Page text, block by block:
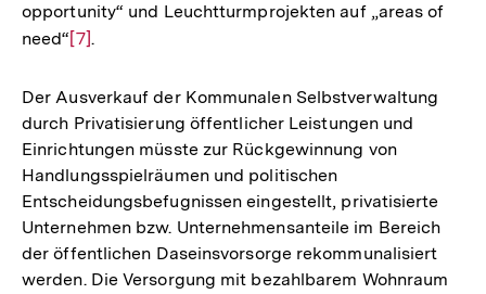
opportunity“ und Leuchtturmprojekten auf „areas of
need“Zur
der
Fußnote
[7].
Der Ausverkauf der Kommunalen Selbstverwaltung
durch Privatisierung öffentlicher Leistungen und
Einrichtungen müsste zur Rückgewinnung von
Handlungsspielräumen und politischen
Entscheidungsbefugnissen eingestellt, privatisierte
Unternehmen bzw. Unternehmensanteile im Bereich
der öffentlichen Daseinsvorsorge rekommunalisiert
werden. Die Versorgung mit bezahlbarem Wohnraum